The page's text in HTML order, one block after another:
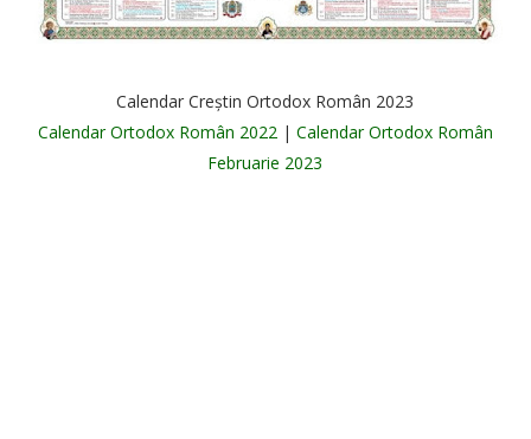
Calendar Creștin Ortodox Român 2023
Calendar Ortodox Român 2022| Calendar Ortodox Român
Februarie 2023